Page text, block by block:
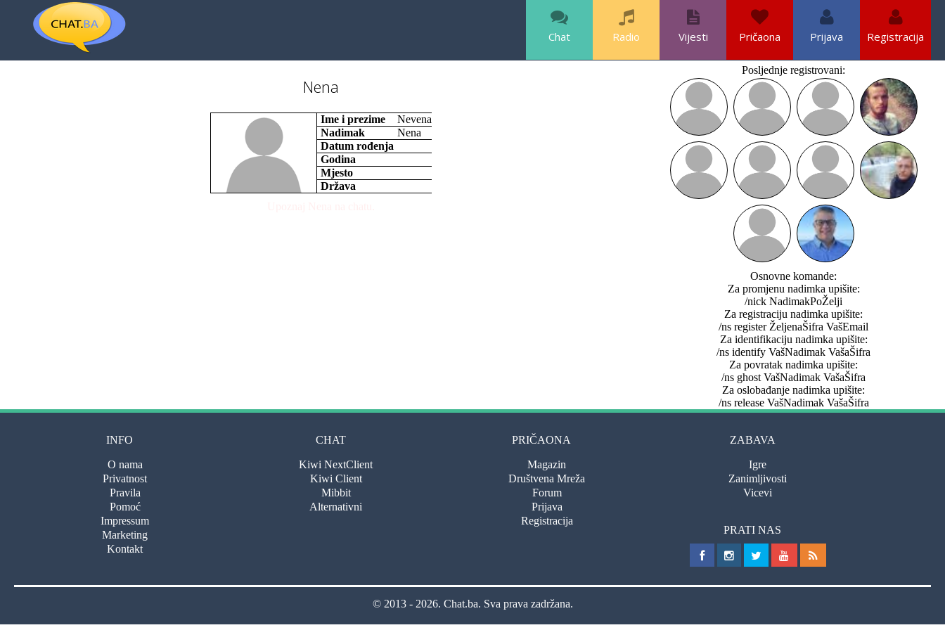
Chat Radio Vijesti Pričaona Prijava Registracija
Nena
Ime i prezime
Nevena
Nadimak
Nena
Datum rođenja
Godina
Mjesto
Država
Posljednje registrovani:
Osnovne komande:
Za promjenu nadimka upišite:
/nick NadimakPoŽelji
Za registraciju nadimka upišite:
/ns register ŽeljenaŠifra VašEmail
Za identifikaciju nadimka upišite:
/ns identify VašNadimak VašaŠifra
Za povratak nadimka upišite:
/ns ghost VašNadimak VašaŠifra
Za oslobađanje nadimka upišite:
/ns release VašNadimak VašaŠifra
INFO
O nama
Privatnost
Pravila
Pomoć
Impressum
Marketing
Kontakt
CHAT
Kiwi NextClient
Kiwi Client
Mibbit
Alternativni
PRIČAONA
Magazin
Društvena Mreža
Forum
Prijava
Registracija
ZABAVA
Igre
Zanimljivosti
Vicevi
PRATI NAS
© 2013 - 2026. Chat.ba. Sva prava zadržana.